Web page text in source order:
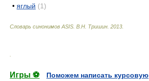
• яглый (1)
Словарь синонимов ASIS. В.Н. Тришин 2013
Игры ⚽
Поможем написать курсовую